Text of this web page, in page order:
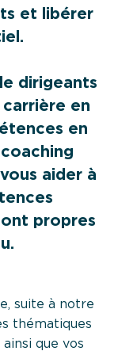
et libérer
dirigeants
en
en
aider à
propres
suite à notre
thématiques
que vos